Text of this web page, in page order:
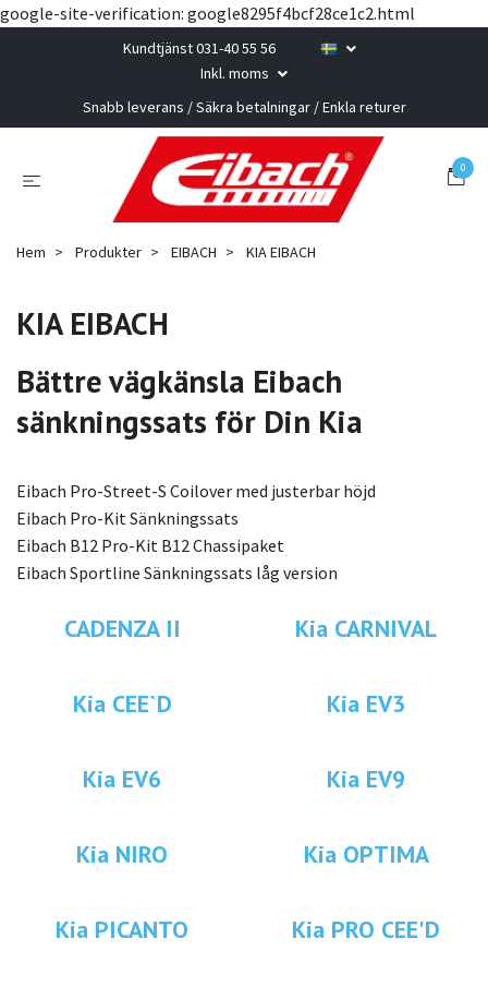
google-site-verification: google8295f4bcf28ce1c2.html
Kundtjänst 031-40 55 56
Inkl. moms
Snabb leverans / Säkra betalningar / Enkla returer
0
Hem Produkter EIBACH KIA EIBACH
KIA EIBACH
Bättre vägkänsla Eibach
sänkningssats för Din Kia
Eibach Pro-Street-S Coilover med justerbar höjd
Eibach Pro-Kit Sänkningssats
Eibach B12 Pro-Kit B12 Chassipaket
Eibach Sportline Sänkningssats låg version
CADENZA II Kia CARNIVAL
Kia CEE`D Kia EV3
Kia EV6 Kia EV9
Kia NIRO Kia OPTIMA
Kia PICANTO Kia PRO CEE'D